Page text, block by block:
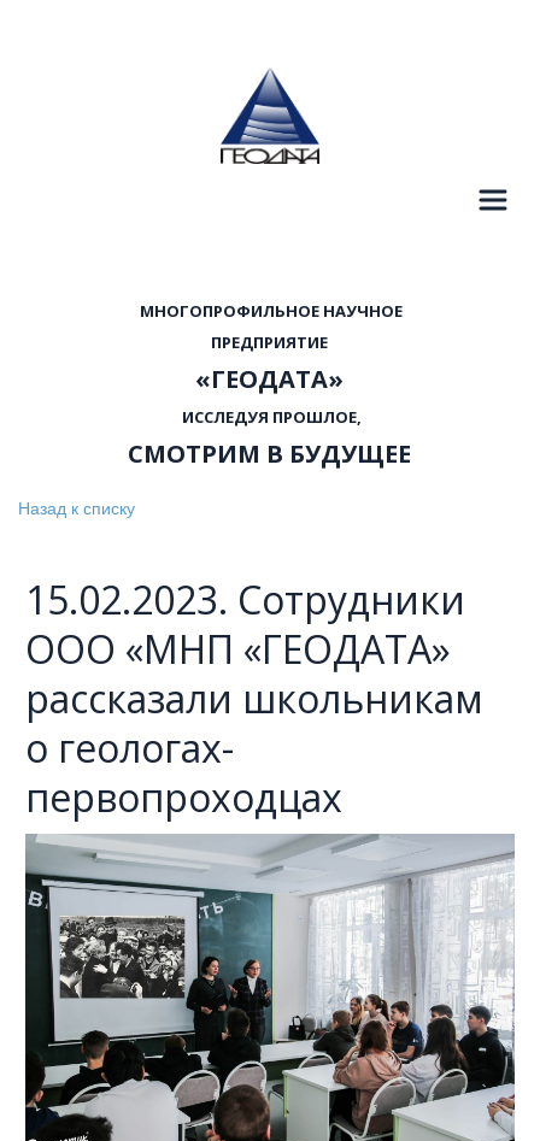
  МНОГОПРОФИЛЬНОЕ НАУЧНОЕ
ПРЕДПРИЯТИЕ
«ГЕОДАТА»
  ИССЛЕДУЯ ПРОШЛОЕ,
СМОТРИМ В БУДУЩЕЕ
Назад к списку
15.02.2023. Сотрудники
ООО «МНП «ГЕОДАТА»
рассказали школьникам
о геологах-
первопроходцах